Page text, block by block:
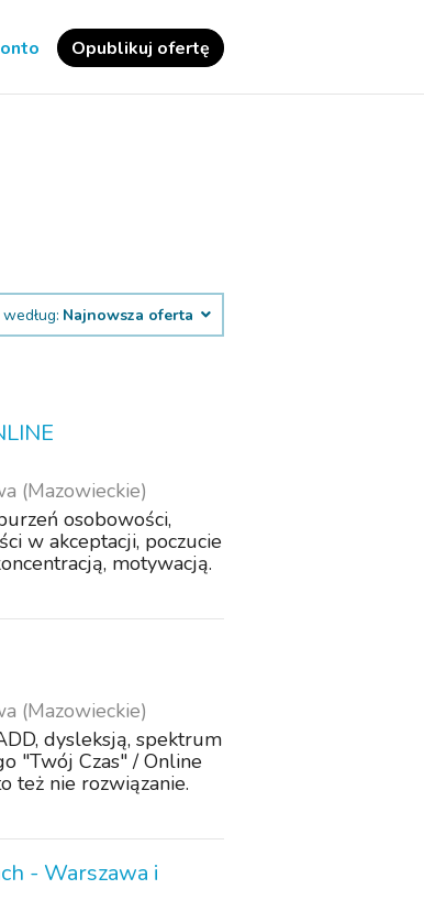
Opublikuj ofertę
Najnowsza oferta
(Mazowieckie)
osobowości,
w akceptacji, poczucie
motywacją.
(Mazowieckie)
dysleksją, spektrum
"Twój Czas" / Online
też nie rozwiązanie.
- Warszawa i